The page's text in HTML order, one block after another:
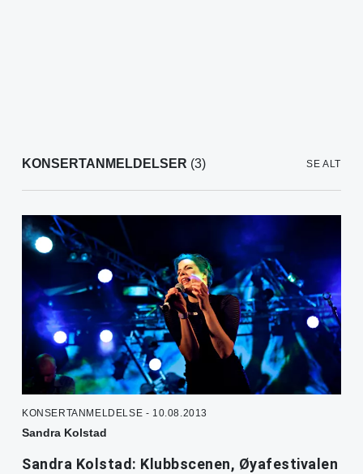
KONSERTANMELDELSER (3) SE ALT
KONSERTANMELDELSE - 10.08.2013
Sandra Kolstad
Sandra Kolstad: Klubbscenen, Øyafestivalen